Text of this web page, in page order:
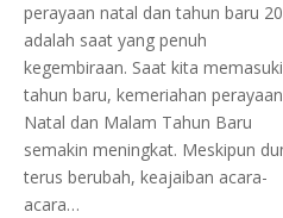
perayaan natal dan tahun baru
adalah saat yang penuh
kegembiraan. Saat kita memasuki
tahun baru, kemeriahan perayaan
Natal dan Malam Tahun Baru
semakin meningkat. Meskipun
terus berubah, keajaiban acara-
acara…